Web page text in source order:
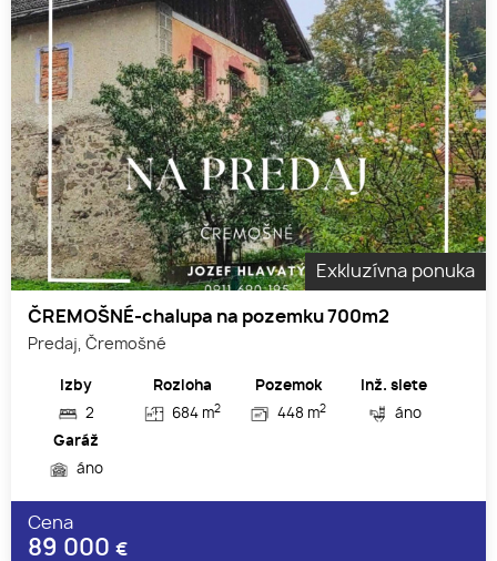
Exkluzívna ponuka
ČREMOŠNÉ-chalupa na pozemku 700m2
Predaj, Čremošné
Izby
2
Rozloha
684 m2
Pozemok
448 m2
Inž. siete
áno
Garáž
áno
Cena
89 000 €